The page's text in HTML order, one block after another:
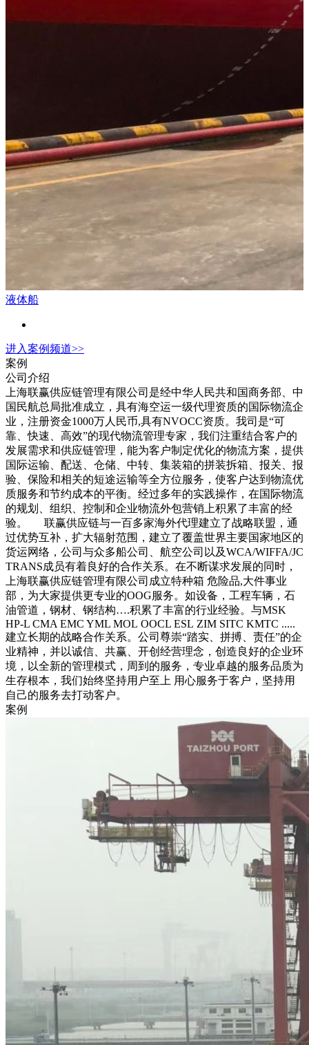
液体船
进入案例频道>>
案例
公司介绍
上海联赢供应链管理有限公司是经中华人民共和国商务部、中
国民航总局批准成立，具有海空运一级代理资质的国际物流企
业，注册资金1000万人民币,具有NVOCC资质。我司是“可
靠、快速、高效”的现代物流管理专家，我们注重结合客户的
发展需求和供应链管理，能为客户制定优化的物流方案，提供
国际运输、配送、仓储、中转、集装箱的拼装拆箱、报关、报
验、保险和相关的短途运输等全方位服务，使客户达到物流优
质服务和节约成本的平衡。经过多年的实践操作，在国际物流
的规划、组织、控制和企业物流外包营销上积累了丰富的经
验。 联赢供应链与一百多家海外代理建立了战略联盟，通
过优势互补，扩大辐射范围，建立了覆盖世界主要国家地区的
货运网络，公司与众多船公司、航空公司以及WCA/WIFFA/JC
TRANS成员有着良好的合作关系。在不断谋求发展的同时，
上海联赢供应链管理有限公司成立特种箱 危险品,大件事业
部，为大家提供更专业的OOG服务。如设备，工程车辆，石
油管道，钢材、钢结构….积累了丰富的行业经验。与MSK
HP-L CMA EMC YML MOL OOCL ESL ZIM SITC KMTC .....
建立长期的战略合作关系。公司尊崇“踏实、拼搏、责任”的企
业精神，并以诚信、共赢、开创经营理念，创造良好的企业环
境，以全新的管理模式，周到的服务，专业卓越的服务品质为
生存根本，我们始终坚持用户至上 用心服务于客户，坚持用
自己的服务去打动客户。
案例